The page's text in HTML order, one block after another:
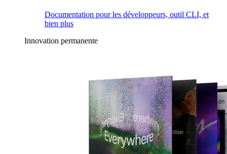
Documentation pour les développeurs, outil CLI, et
bien plus
Innovation permanente